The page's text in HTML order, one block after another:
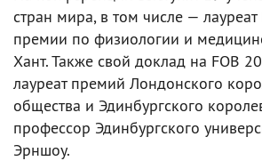
стран мира, в том числе —
премии по физиологии и
Хант. Также свой доклад на FOB
лауреат премий Лондонского
общества и Эдинбургского
профессор Эдинбургского
Эрншоу.